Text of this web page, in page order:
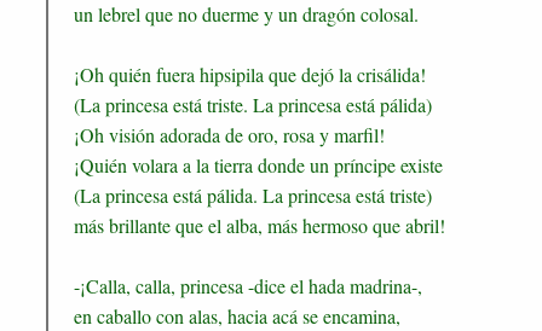
un lebrel que no duerme y un dragón colosal.
¡Oh quién fuera hipsipila que dejó la crisálida!
(La princesa está triste. La princesa está pálida)
¡Oh visión adorada de oro, rosa y marfil!
¡Quién volara a la tierra donde un príncipe existe
(La princesa está pálida. La princesa está triste)
más brillante que el alba, más hermoso que abril!
-¡Calla, calla, princesa -dice el hada madrina-,
en caballo con alas, hacia acá se encamina,